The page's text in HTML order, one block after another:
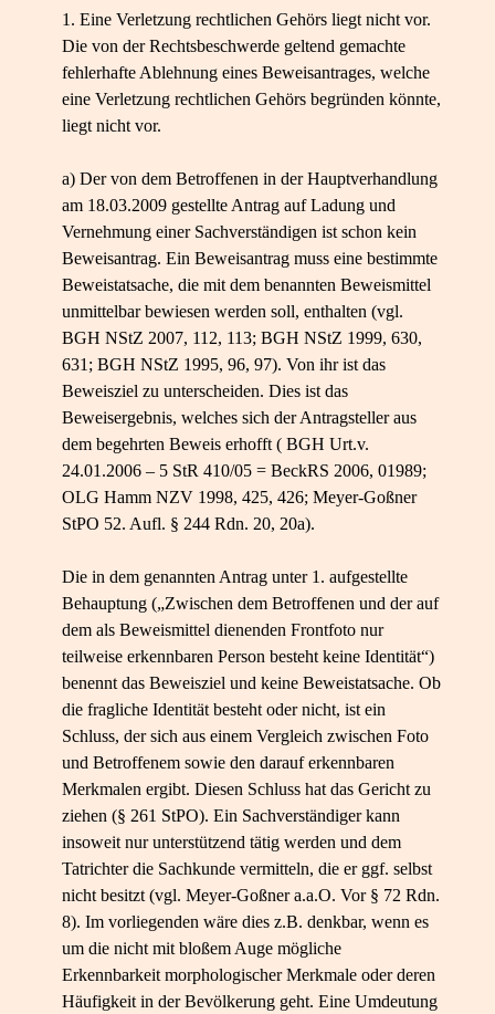
1. Eine Verletzung rechtlichen Gehörs liegt nicht vor.
Die von der Rechtsbeschwerde geltend gemachte
fehlerhafte Ablehnung eines Beweisantrages, welche
eine Verletzung rechtlichen Gehörs begründen könnte,
liegt nicht vor.
a) Der von dem Betroffenen in der Hauptverhandlung
am 18.03.2009 gestellte Antrag auf Ladung und
Vernehmung einer Sachverständigen ist schon kein
Beweisantrag. Ein Beweisantrag muss eine bestimmte
Beweistatsache, die mit dem benannten Beweismittel
unmittelbar bewiesen werden soll, enthalten (vgl.
BGH NStZ 2007, 112, 113; BGH NStZ 1999, 630,
631; BGH NStZ 1995, 96, 97). Von ihr ist das
Beweisziel zu unterscheiden. Dies ist das
Beweisergebnis, welches sich der Antragsteller aus
dem begehrten Beweis erhofft ( BGH Urt.v.
24.01.2006 – 5 StR 410/05 = BeckRS 2006, 01989;
OLG Hamm NZV 1998, 425, 426; Meyer-Goßner
StPO 52. Aufl. § 244 Rdn. 20, 20a).
Die in dem genannten Antrag unter 1. aufgestellte
Behauptung („Zwischen dem Betroffenen und der auf
dem als Beweismittel dienenden Frontfoto nur
teilweise erkennbaren Person besteht keine Identität“)
benennt das Beweisziel und keine Beweistatsache. Ob
die fragliche Identität besteht oder nicht, ist ein
Schluss, der sich aus einem Vergleich zwischen Foto
und Betroffenem sowie den darauf erkennbaren
Merkmalen ergibt. Diesen Schluss hat das Gericht zu
ziehen (§ 261 StPO). Ein Sachverständiger kann
insoweit nur unterstützend tätig werden und dem
Tatrichter die Sachkunde vermitteln, die er ggf. selbst
nicht besitzt (vgl. Meyer-Goßner a.a.O. Vor § 72 Rdn.
8). Im vorliegenden wäre dies z.B. denkbar, wenn es
um die nicht mit bloßem Auge mögliche
Erkennbarkeit morphologischer Merkmale oder deren
Häufigkeit in der Bevölkerung geht. Eine Umdeutung